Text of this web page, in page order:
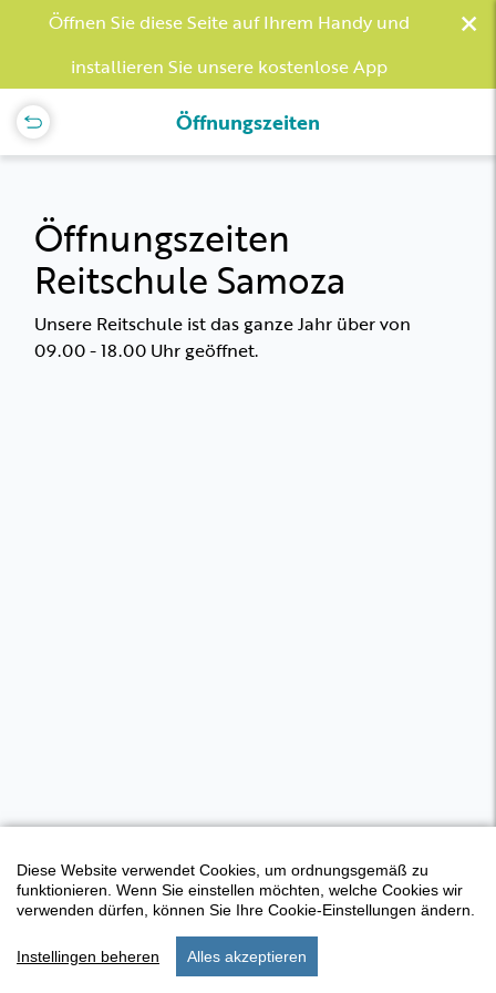
Öffnen Sie diese Seite auf Ihrem Handy und
installieren Sie unsere kostenlose App
×
Öffnungszeiten
Öffnungszeiten
Reitschule Samoza
Unsere Reitschule ist das ganze Jahr über von
09.00 - 18.00 Uhr geöffnet.
start aufenthalt einstellungen
Diese Website verwendet Cookies, um ordnungsgemäß zu
funktionieren. Wenn Sie einstellen möchten, welche Cookies wir
verwenden dürfen, können Sie Ihre Cookie-Einstellungen ändern.
Instellingen beheren Alles akzeptieren